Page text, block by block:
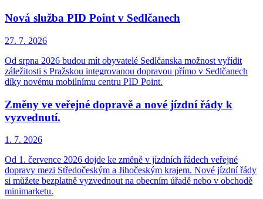
Nová služba PID Point v Sedlčanech
27. 7. 2026
Od srpna 2026 budou mít obyvatelé Sedlčanska možnost vyřídit
záležitosti s Pražskou integrovanou dopravou přímo v Sedlčanech
díky novému mobilnímu centru PID Point.
Změny ve veřejné dopravě a nové jízdní řády k
vyzvednutí.
1. 7. 2026
Od 1. července 2026 dojde ke změně v jízdních řádech veřejné
dopravy mezi Středočeským a Jihočeským krajem. Nové jízdní řády
si můžete bezplatně vyzvednout na obecním úřadě nebo v obchodě
minimarketu.